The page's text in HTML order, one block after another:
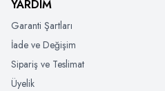
YARDIM
Garanti Şartları
İade ve Değişim
Sipariş ve Teslimat
Üyelik